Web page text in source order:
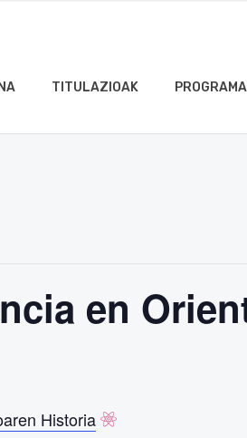
TITULAZIOAK PROGRAMA
en
Historia